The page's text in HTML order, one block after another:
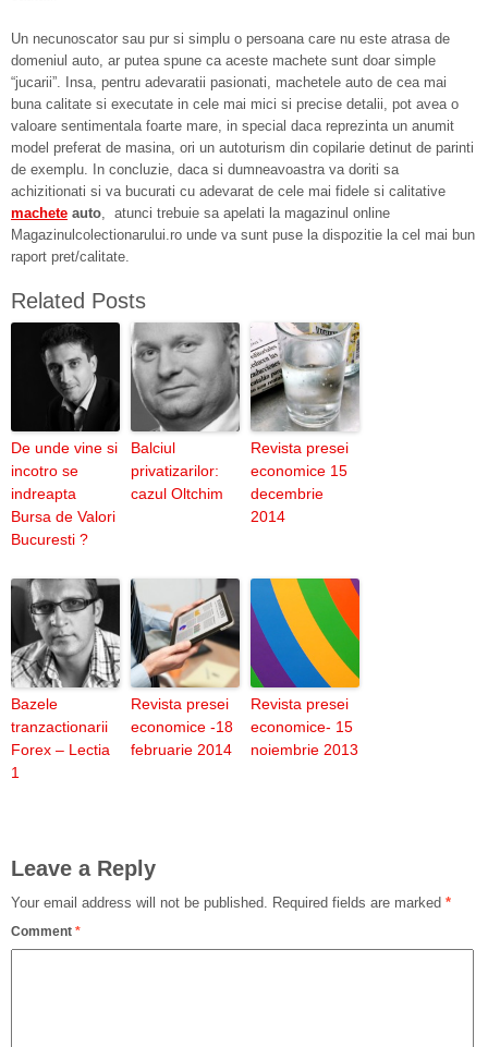
Un necunoscator sau pur si simplu o persoana care nu este atrasa de
domeniul auto, ar putea spune ca aceste machete sunt doar simple
“jucarii”. Insa, pentru adevaratii pasionati, machetele auto de cea mai
buna calitate si executate in cele mai mici si precise detalii, pot avea o
valoare sentimentala foarte mare, in special daca reprezinta un anumit
model preferat de masina, ori un autoturism din copilarie detinut de parinti
de exemplu. In concluzie, daca si dumneavoastra va doriti sa
achizitionati si va bucurati cu adevarat de cele mai fidele si calitative
machete auto , atunci trebuie sa apelati la magazinul online
Magazinulcolectionarului.ro unde va sunt puse la dispozitie la cel mai bun
raport pret/calitate.
Related Posts
De unde vine si
incotro se
indreapta
Bursa de Valori
Bucuresti ?
Balciul
privatizarilor:
cazul Oltchim
Revista presei
economice 15
decembrie
2014
Bazele
tranzactionarii
Forex – Lectia
1
Revista presei
economice -18
februarie 2014
Revista presei
economice- 15
noiembrie 2013
Leave a Reply
Your email address will not be published. Required fields are marked *
Comment *